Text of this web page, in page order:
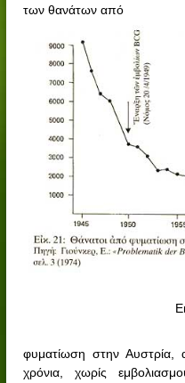
των θανάτων από
φυματίωση στην
χρόνια, χωρίς